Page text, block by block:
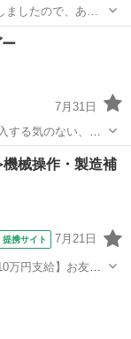
したので、あ…
ニカ
7月31日
る気のない、お
リコーダー
械操作・製造補
提携サイト 7月21日
円支給】お友達